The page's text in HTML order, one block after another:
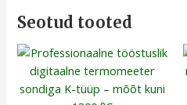
Seotud tooted